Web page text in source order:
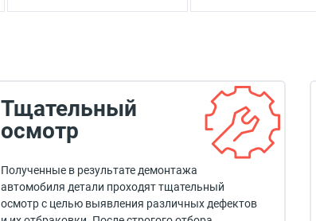
Тщательный
осмотр
Полученные в результате демонтажа
автомобиля детали проходят тщательный
осмотр с целью выявления различных дефектов